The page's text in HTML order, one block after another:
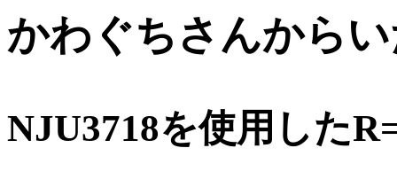
かわぐちさんから
NJU3718を使用した